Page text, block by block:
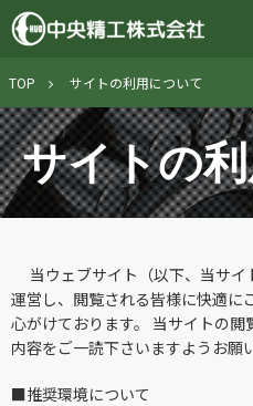
TOP サイトの利用について
サイトの
当ウェブサイト（以下、当サイ
運営し、閲覧される皆様に快適に
心がけております。 当サイトの
内容をご一読下さいますようお願
■推奨環境について